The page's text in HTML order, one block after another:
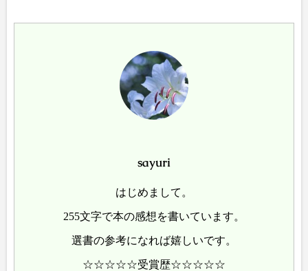
sayuri
はじめまして。
255文字で本の感想を書いています。
選書の参考になれば嬉しいです。
☆☆☆☆☆受賞歴☆☆☆☆☆